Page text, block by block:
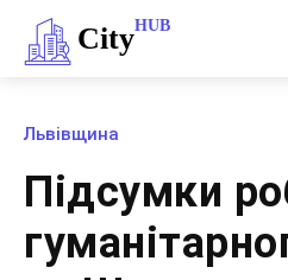
CityHUB
Львівщина
Підсумки